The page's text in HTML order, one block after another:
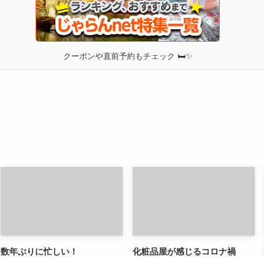
クーポンや直前予約もチェック 🛏✨
数年ぶりに忙しい！ 化粧品屋が感じるコロナ禍